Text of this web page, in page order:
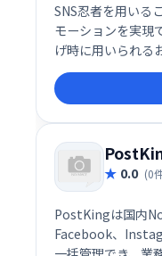
SNS忍者を用いる
モーションを実現
げ時に用いられる
0.0 (0
PostKingは国内
Facebook、